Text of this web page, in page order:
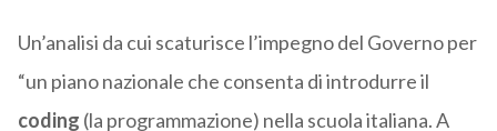
Un’analisi da cui scaturisce l’impegno del Governo per
“un piano nazionale che consenta di introdurre il
coding (la programmazione) nella scuola italiana. A